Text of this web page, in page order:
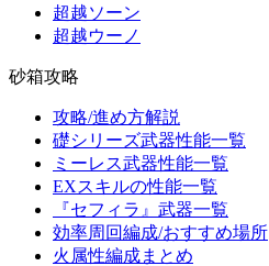
超越ソーン
超越ウーノ
砂箱攻略
攻略/進め方解説
礎シリーズ武器性能一覧
ミーレス武器性能一覧
EXスキルの性能一覧
『セフィラ』武器一覧
効率周回編成/おすすめ場所
火属性編成まとめ